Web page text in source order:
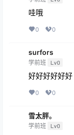
哇哦
0 0
surfors
学前班 Lv0
好好好好好好
0 0
雪太胖。
学前班 Lv0